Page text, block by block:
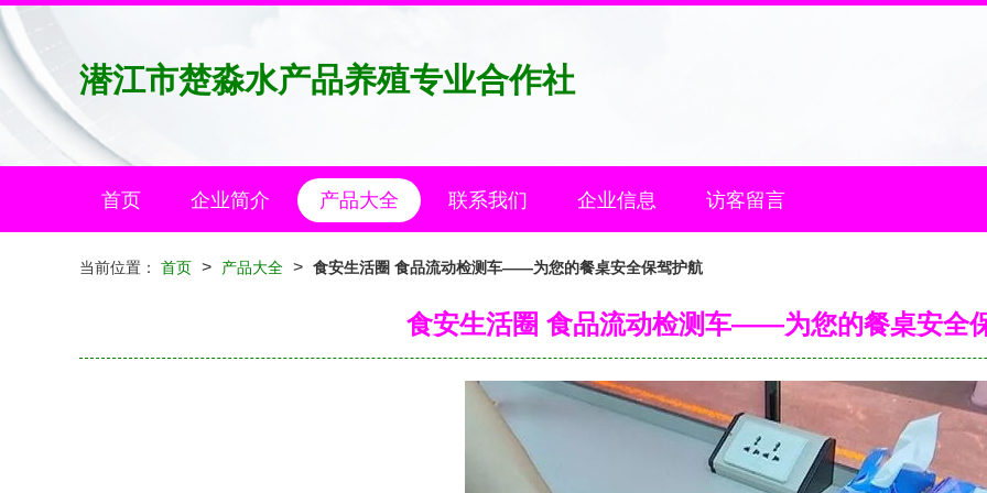
潜江市楚淼水产品养殖专业合作社
首页 企业简介 产品大全 联系我们 企业信息 访客留言
当前位置： 首页 > 产品大全 > 食安生活圈 食品流动检测车——为您的餐桌安全保驾护航
食安生活圈 食品流动检测车——为您的餐桌安全